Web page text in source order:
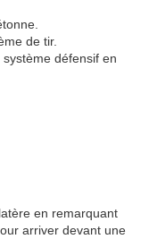
de tir.
défensif en
en remarquant
arriver devant une